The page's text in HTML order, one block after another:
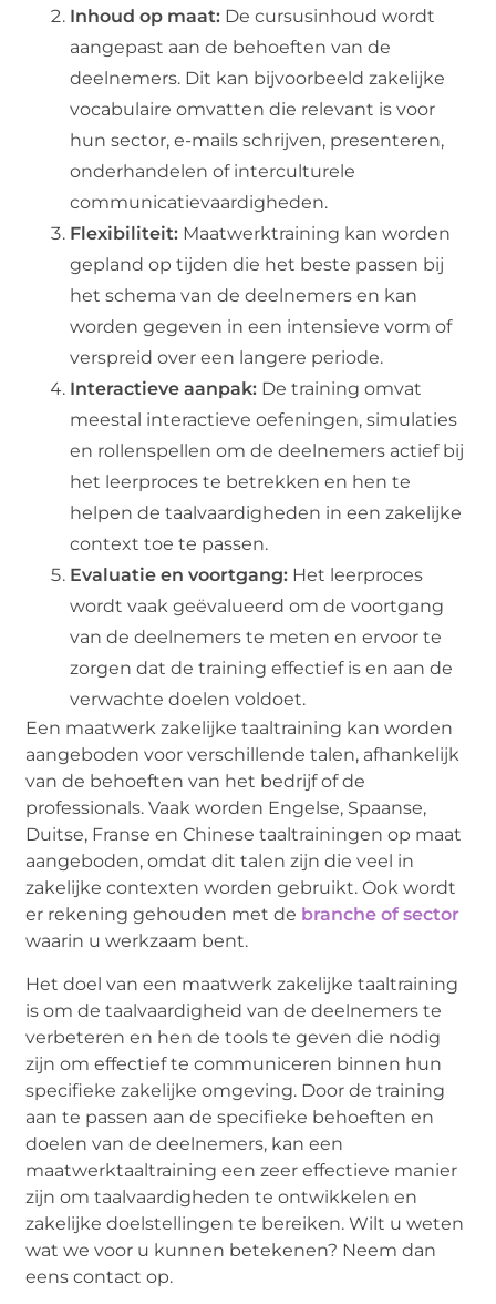
Inhoud op maat: De cursusinhoud wordt
aangepast aan de behoeften van de
deelnemers. Dit kan bijvoorbeeld zakelijke
vocabulaire omvatten die relevant is voor
hun sector, e-mails schrijven, presenteren,
onderhandelen of interculturele
communicatievaardigheden.
Flexibiliteit: Maatwerktraining kan worden
gepland op tijden die het beste passen bij
het schema van de deelnemers en kan
worden gegeven in een intensieve vorm of
verspreid over een langere periode.
Interactieve aanpak: De training omvat
meestal interactieve oefeningen, simulaties
en rollenspellen om de deelnemers actief bij
het leerproces te betrekken en hen te
helpen de taalvaardigheden in een zakelijke
context toe te passen.
Evaluatie en voortgang: Het leerproces
wordt vaak geëvalueerd om de voortgang
van de deelnemers te meten en ervoor te
zorgen dat de training effectief is en aan de
verwachte doelen voldoet.
Een maatwerk zakelijke taaltraining kan worden
aangeboden voor verschillende talen, afhankelijk
van de behoeften van het bedrijf of de
professionals. Vaak worden Engelse, Spaanse,
Duitse, Franse en Chinese taaltrainingen op maat
aangeboden, omdat dit talen zijn die veel in
zakelijke contexten worden gebruikt. Ook wordt
er rekening gehouden met de branche of sector
waarin u werkzaam bent.
Het doel van een maatwerk zakelijke taaltraining
is om de taalvaardigheid van de deelnemers te
verbeteren en hen de tools te geven die nodig
zijn om effectief te communiceren binnen hun
specifieke zakelijke omgeving. Door de training
aan te passen aan de specifieke behoeften en
doelen van de deelnemers, kan een
maatwerktaaltraining een zeer effectieve manier
zijn om taalvaardigheden te ontwikkelen en
zakelijke doelstellingen te bereiken. Wilt u weten
wat we voor u kunnen betekenen? Neem dan
eens contact op.